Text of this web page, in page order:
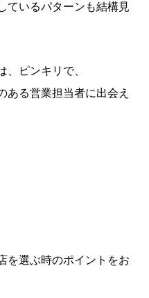
ているパターンも結構見
、ピンキリで、
ある営業担当者に出会え
を選ぶ時のポイントをお